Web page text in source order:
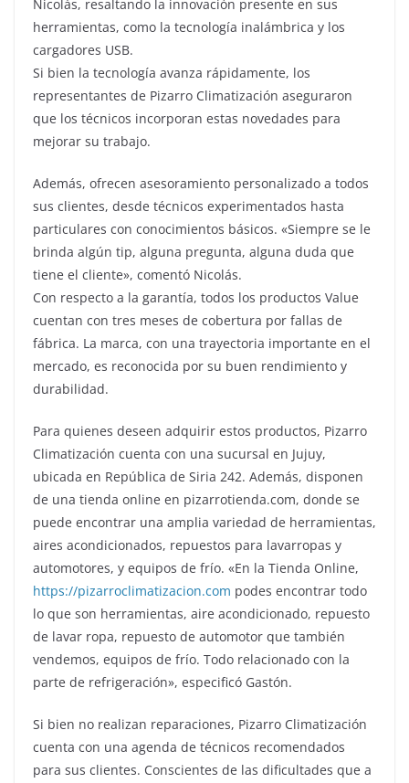
Nicolás, resaltando la innovación presente en sus
herramientas, como la tecnología inalámbrica y los
cargadores USB.
Si bien la tecnología avanza rápidamente, los
representantes de Pizarro Climatización aseguraron
que los técnicos incorporan estas novedades para
mejorar su trabajo.
Además, ofrecen asesoramiento personalizado a todos
sus clientes, desde técnicos experimentados hasta
particulares con conocimientos básicos. «Siempre se le
brinda algún tip, alguna pregunta, alguna duda que
tiene el cliente», comentó Nicolás.
Con respecto a la garantía, todos los productos Value
cuentan con tres meses de cobertura por fallas de
fábrica. La marca, con una trayectoria importante en el
mercado, es reconocida por su buen rendimiento y
durabilidad.
Para quienes deseen adquirir estos productos, Pizarro
Climatización cuenta con una sucursal en Jujuy,
ubicada en República de Siria 242. Además, disponen
de una tienda online en pizarrotienda.com, donde se
puede encontrar una amplia variedad de herramientas,
aires acondicionados, repuestos para lavarropas y
automotores, y equipos de frío. «En la Tienda Online,
https://pizarroclimatizacion.com podes encontrar todo
lo que son herramientas, aire acondicionado, repuesto
de lavar ropa, repuesto de automotor que también
vendemos, equipos de frío. Todo relacionado con la
parte de refrigeración», especificó Gastón.
Si bien no realizan reparaciones, Pizarro Climatización
cuenta con una agenda de técnicos recomendados
para sus clientes. Conscientes de las dificultades que a